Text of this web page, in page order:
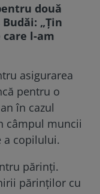
două
„Țin
l-am
asigurarea
pentru o
în cazul
câmpul muncii
a copilului.
părinți.
părinților cu